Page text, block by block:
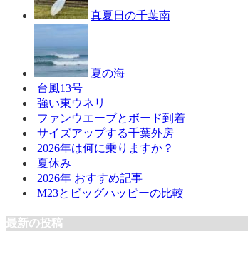
真夏日の千葉南
夏の海
台風13号
強い東ウネリ
ファンウエーブとボード到着
サイズアップする千葉外房
2026年は何に乗りますか？
夏休み
2026年 おすすめ記事
M23とビッグハッピーの比較
最新の投稿